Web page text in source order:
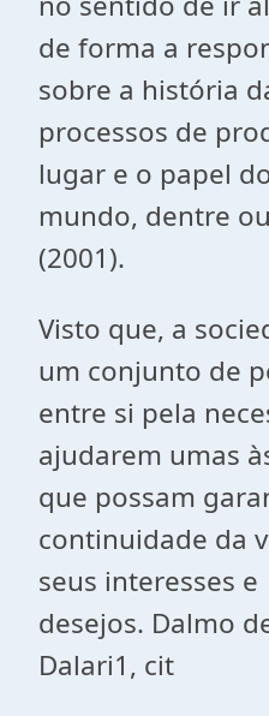
de forma a
sobre a história
processos de
lugar e o papel
mundo, dentre
(2001).
Visto que, a
um conjunto de
entre si pela
ajudarem umas
que possam
continuidade da
seus interesses e
desejos. Dalmo
Dalari1, cit